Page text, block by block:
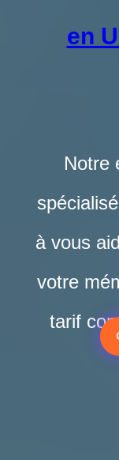
en
Notre
à vous
votre
tarif